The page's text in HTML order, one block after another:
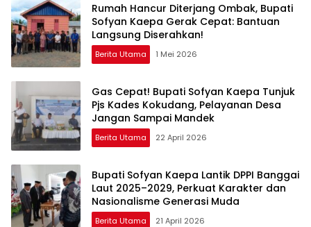
Rumah Hancur Diterjang Ombak, Bupati
Sofyan Kaepa Gerak Cepat: Bantuan
Langsung Diserahkan!
Berita Utama 1 Mei 2026
Gas Cepat! Bupati Sofyan Kaepa Tunjuk
Pjs Kades Kokudang, Pelayanan Desa
Jangan Sampai Mandek
Berita Utama 22 April 2026
Bupati Sofyan Kaepa Lantik DPPI Banggai
Laut 2025–2029, Perkuat Karakter dan
Nasionalisme Generasi Muda
Berita Utama 21 April 2026